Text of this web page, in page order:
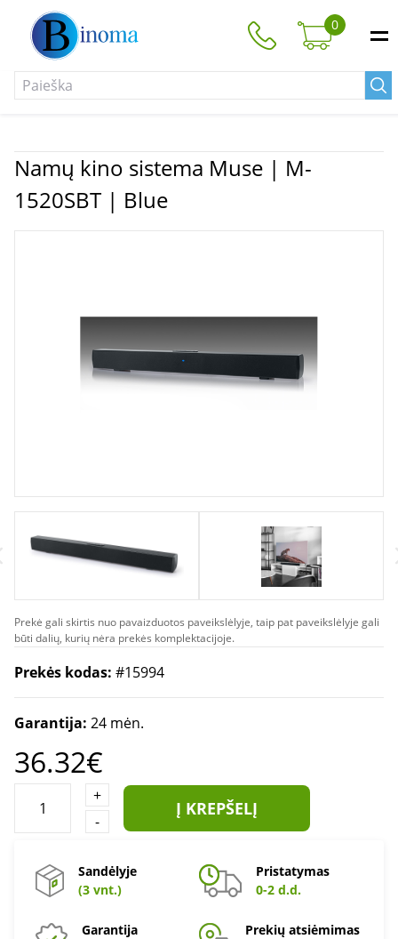
0
Namų kino sistema Muse | M-
1520SBT | Blue
Prekė gali skirtis nuo pavaizduotos paveikslėlyje, taip pat paveikslėlyje gali
būti dalių, kurių nėra prekės komplektacijoje.
Prekės kodas: #15994
Garantija: 24 mėn.
36.32€
+
-
Į KREPŠELĮ
Sandėlyje
(3 vnt.)
Pristatymas
0-2 d.d.
Garantija
Prekių atsiėmimas